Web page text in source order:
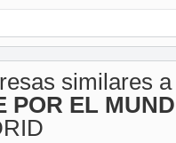
similares a
POR EL